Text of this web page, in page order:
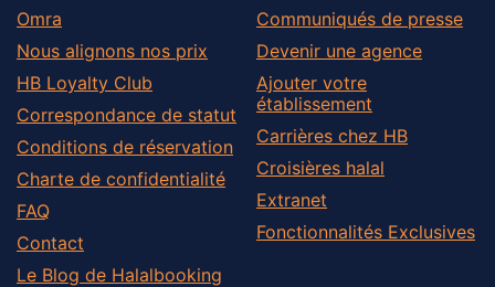
Omra
Nous alignons nos prix
HB Loyalty Club
Correspondance de statut
Conditions de réservation
Charte de confidentialité
FAQ
Contact
Le Blog de Halalbooking
Communiqués de presse
Devenir une agence
Ajouter votre
établissement
Carrières chez HB
Croisières halal
Extranet
Fonctionnalités Exclusives